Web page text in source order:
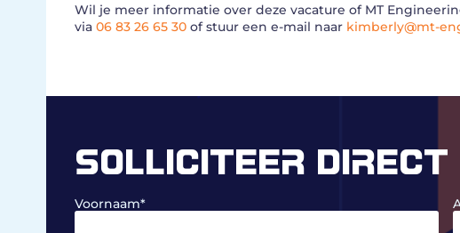
Wil je meer informatie over deze vacature of MT
via 06 83 26 65 30 of stuur een e-mail naar kimberly@mt-
SOLLICITEER DIRECT
Voornaam*